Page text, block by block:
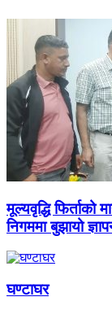
मूल्यवृद्धि
निगममा बुझायो
घण्टाघर